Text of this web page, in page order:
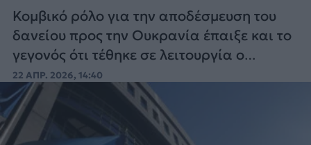
Κομβικό ρόλο για την αποδέσμευση του
δανείου προς την Ουκρανία έπαιξε και το
γεγονός ότι τέθηκε σε λειτουργία ο
αγωγός Ντρούζμπα.
22 ΑΠΡ. 2026, 14:40